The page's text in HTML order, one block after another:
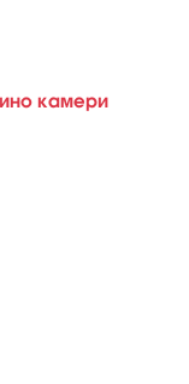
камери